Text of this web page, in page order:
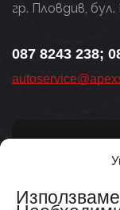
гр. Пловдив,
087 8243 238;